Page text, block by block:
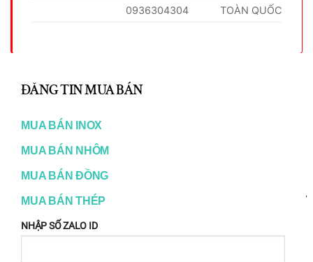
0936304304
TOÀN QUỐC
RELATED PRODUCTS
ĐĂNG TIN MUA BÁN
MUA BÁN INOX
MUA BÁN NHÔM
MUA BÁN ĐỒNG
MUA BÁN THÉP
NHẬP SỐ ZALO ID